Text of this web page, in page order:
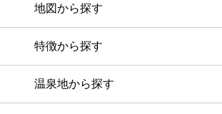
地図から探す
特徴から探す
温泉地から探す